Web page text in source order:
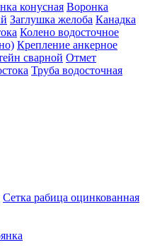
конусная Воронка
Заглушка желоба Канадка
Колено водосточное
Крепление анкерное
сварной Отмет
Труба водосточная
Сетка рабица оцинкованная